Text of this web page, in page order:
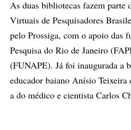
As duas bibliotecas fazem parte
Virtuais de Pesquisadores
pelo Prossiga, com o apoio das
Pesquisa do Rio de Janeiro
(FUNAPE). Já foi inaugurada a
educador baiano Anísio Teixeira
a do médico e cientista Carlos